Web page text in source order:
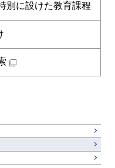
学技術コース
コース
学技術コース
卓越コース
学技術コース
科学技術コース
学コース
卓越コース
・情報コース
学技術コース
卓越コース
卓越コース
学コース
学コース
コース
・情報コース
リングデザイン
コース
科学コース
学系
ョン科学コース
学技術コース
位課程
門職学位課程
別に設けた教育課程